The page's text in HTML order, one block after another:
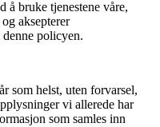
å bruke tjenestene våre,
aksepterer
policyen.
som helst, uten forvarsel,
vi allerede har
som samles inn